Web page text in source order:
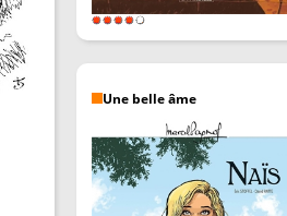
Une belle âme